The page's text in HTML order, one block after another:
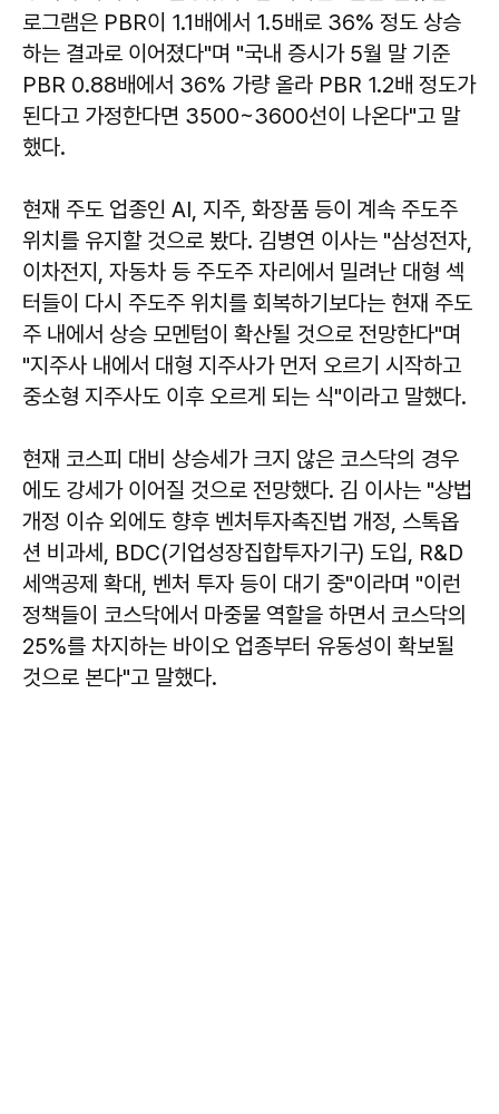
로그램은 PBR이 1.1배에서 1.5배로 36% 정도 상승
하는 결과로 이어졌다"며 "국내 증시가 5월 말 기준
PBR 0.88배에서 36% 가량 올라 PBR 1.2배 정도가
된다고 가정한다면 3500~3600선이 나온다"고 말
했다.
현재 주도 업종인 AI, 지주, 화장품 등이 계속 주도주
위치를 유지할 것으로 봤다. 김병연 이사는 "삼성전자,
이차전지, 자동차 등 주도주 자리에서 밀려난 대형 섹
터들이 다시 주도주 위치를 회복하기보다는 현재 주도
주 내에서 상승 모멘텀이 확산될 것으로 전망한다"며
"지주사 내에서 대형 지주사가 먼저 오르기 시작하고
중소형 지주사도 이후 오르게 되는 식"이라고 말했다.
현재 코스피 대비 상승세가 크지 않은 코스닥의 경우
에도 강세가 이어질 것으로 전망했다. 김 이사는 "상법
개정 이슈 외에도 향후 벤처투자촉진법 개정, 스톡옵
션 비과세, BDC(기업성장집합투자기구) 도입, R&D
세액공제 확대, 벤처 투자 등이 대기 중"이라며 "이런
정책들이 코스닥에서 마중물 역할을 하면서 코스닥의
25%를 차지하는 바이오 업종부터 유동성이 확보될
것으로 본다"고 말했다.